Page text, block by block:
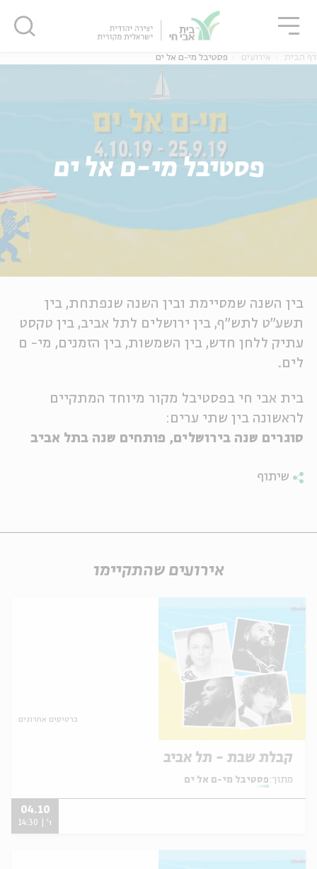
אנגלית
דף הבית אירועים פסטיבל מי-ם אל ים
פסטיבל מי-ם אל ים
בין השנה שמסיימת ובין השנה שנפתחת, בין
תשע"ט לתש"ף, בין ירושלים לתל אביב, בין טקסט
עתיק ללחן חדש, בין השמשות, בין הזמנים, מי- ם
לים.
בית אבי חי בפסטיבל מקור מיוחד המתקיים
לראשונה בין שתי ערים:
סוגרים שנה בירושלים, פותחים שנה בתל אביב
שיתוף
אירועים שהתקיימו
כרטיסים אחרונים
קבלת שבת - תל אביב
מתוך: פסטיבל מי-ם אל ים
04.10
ו' | 14:30
סגור